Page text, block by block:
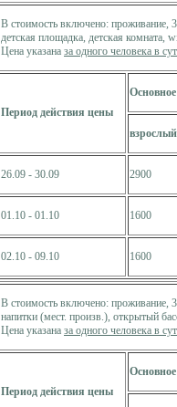
В стоимость включено: проживание,
детская площадка, детская комната,
Цена указана за одного человека в
Период действия цены
взрослый
26.09 - 30.09 2900
01.10 - 01.10 1600
02.10 - 09.10 1600
В стоимость включено: проживание,
напитки (мест. произв.), открытый
Цена указана за одного человека в
Период действия цены